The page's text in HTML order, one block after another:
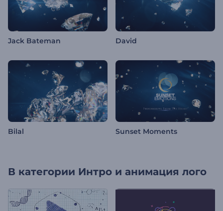
Jack Bateman David
Bilal Sunset Moments
В категории Интро и анимация лого